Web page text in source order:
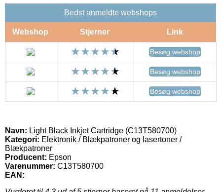
Bedst anmeldte webshops
Webshop Stjerner Link
Besøg webshop
Besøg webshop
Besøg webshop
Navn: Light Black Inkjet Cartridge (C13T580700)
Kategori: Elektronik / Blækpatroner og lasertoner /
Blækpatroner
Producent: Epson
Varenummer: C13T580700
EAN: